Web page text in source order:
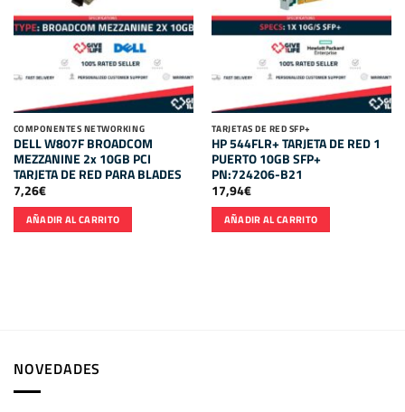
COMPONENTES NETWORKING
DELL W807F BROADCOM
MEZZANINE 2x 10GB PCI
TARJETA DE RED PARA BLADES
7,26€
AÑADIR AL CARRITO
TARJETAS DE RED SFP+
HP 544FLR+ TARJETA DE RED 1
PUERTO 10GB SFP+
PN:724206-B21
17,94€
AÑADIR AL CARRITO
NOVEDADES